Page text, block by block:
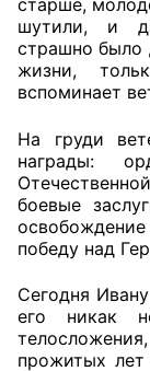
старше,
шутили, и
страшно было
жизни,
вспоминает
На груди
награды:
боевые
освобождение
победу над
Сегодня
его никак
прожитых